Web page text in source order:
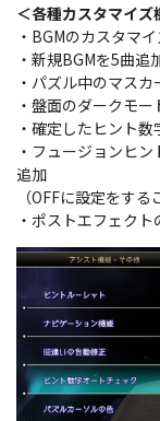
＜各種カスタマイズ
・BGMのカスタマ
・新規BGMを5曲追
・パズル中のマス
・盤面のダークモー
・確定したヒント
・フュージョンヒ
追加
（OFFに設定をす
・ポストエフェク